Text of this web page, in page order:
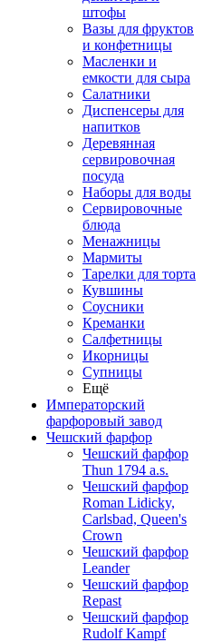
штофы
Вазы для фруктов
и конфетницы
Масленки и
емкости для сыра
Салатники
Диспенсеры для
напитков
Деревянная
сервировочная
посуда
Наборы для воды
Сервировочные
блюда
Менажницы
Мармиты
Тарелки для торта
Кувшины
Соусники
Креманки
Салфетницы
Икорницы
Супницы
Ещё
Императорский
фарфоровый завод
Чешский фарфор
Чешский фарфор
Thun 1794 a.s.
Чешский фарфор
Roman Lidicky,
Carlsbad, Queen's
Crown
Чешский фарфор
Leander
Чешский фарфор
Repast
Чешский фарфор
Rudolf Kampf